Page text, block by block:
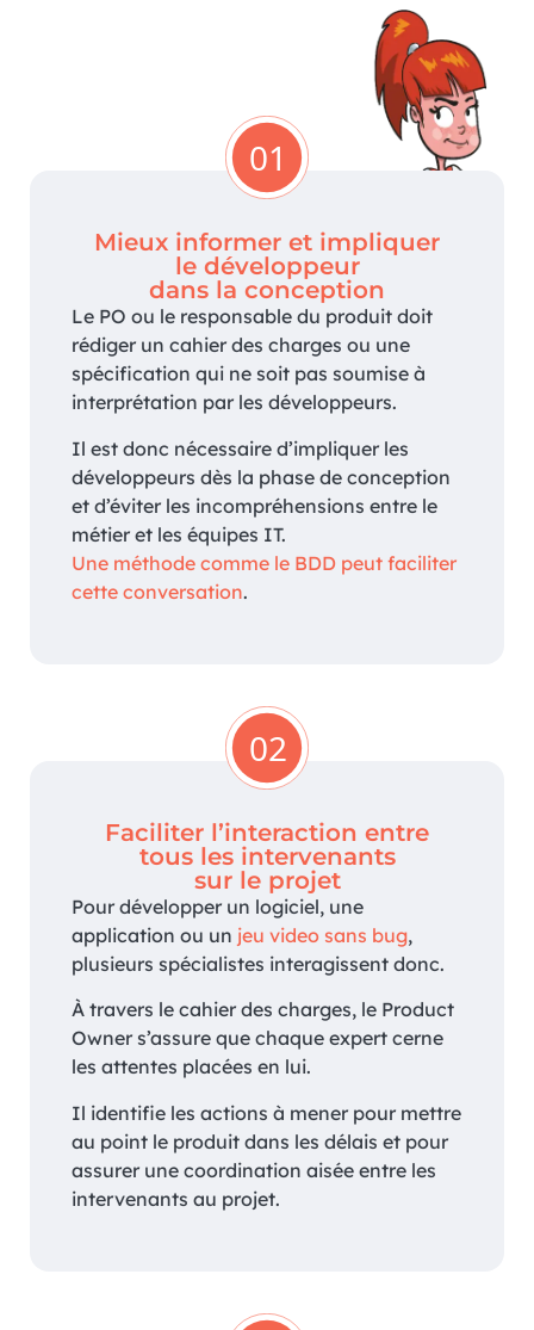
01
Mieux informer et impliquer
le développeur
dans la conception
Le PO ou le responsable du produit doit
rédiger un cahier des charges ou une
spécification qui ne soit pas soumise à
interprétation par les développeurs.
Il est donc nécessaire d’impliquer les
développeurs dès la phase de conception
et d’éviter les incompréhensions entre le
métier et les équipes IT.
Une méthode comme le BDD peut faciliter
cette conversation.
02
Faciliter l’interaction entre
tous les intervenants
sur le projet
Pour développer un logiciel, une
application ou un jeu video sans bug,
plusieurs spécialistes interagissent donc.
À travers le cahier des charges, le Product
Owner s’assure que chaque expert cerne
les attentes placées en lui.
Il identifie les actions à mener pour mettre
au point le produit dans les délais et pour
assurer une coordination aisée entre les
intervenants au projet.